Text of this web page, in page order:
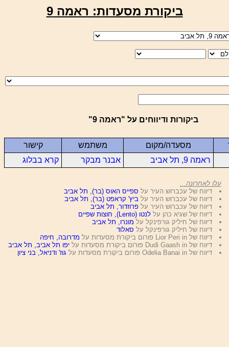
ביקורת מסעדות: ראמה 9
ביקורות ודיווחים על "ראמה 9"
מסעדה/מקום משתמש
קישור
ראמה 9, תל אביב
אבנר מבקר קרא בבלוג
עלו לאחרונה...
דיווח של עכברוש העיר על ספייס האוס (בר), תל אביב
דיווח של עכברוש העיר על ביץ' קראפט (בר), תל אביב
דיווח של עכברוש העיר עלפרוזדור, תל אביב
דיווח של שגיא כהן עללנטו (Lento), חוצות שפיים
דיווח של חיליק גורפינקל על מונרו, תל אביב
דיווח של חיליק גורפינקל על סאלוד
דיווח של Lior Peri in פורום ביקורת מסעדות על
מדרובה, חיפה
דיווח של Dudi Gaash in פורום ביקורת מסעדות על
יפו תל אביב, תל אביב
דיווח של Odelia Banai in פורום ביקורת מסעדות על
גוז' ודניאל, בני ציון